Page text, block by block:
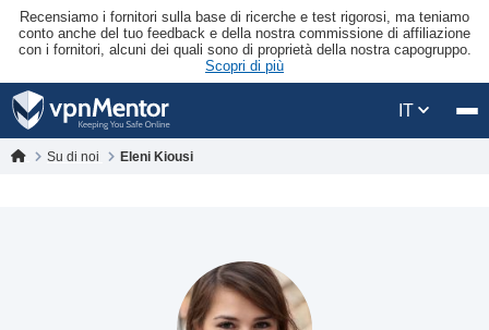
Recensiamo i fornitori sulla base di ricerche e test rigorosi, ma teniamo
conto anche del tuo feedback e della nostra commissione di affiliazione
con i fornitori, alcuni dei quali sono di proprietà della nostra capogruppo.
Scopri di più
IT
Su di noi Eleni Kiousi